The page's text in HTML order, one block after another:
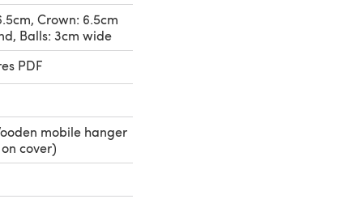
Crown: 6.5cm
Balls: 3cm wide
PDF
mobile hanger
cover)